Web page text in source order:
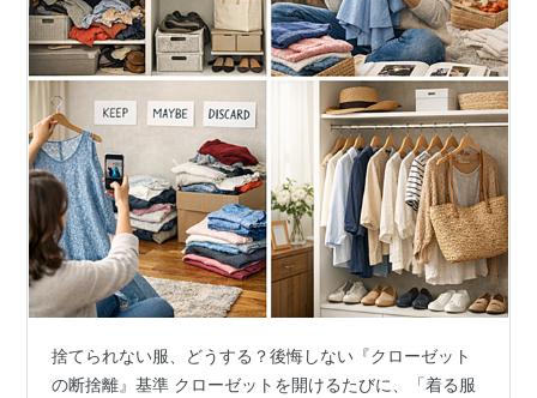
捨てられない服、どうする？後悔しない『クローゼット
の断捨離』基準 クローゼットを開けるたびに、「着る服